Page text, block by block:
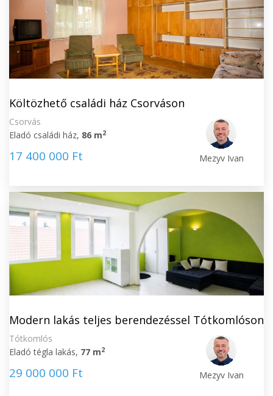
Költözhető családi ház Csorváson
Csorvás
Eladó családi ház, 86 m2
17 400 000 Ft Mezyv Ivan
Modern lakás teljes berendezéssel Tótkomlóson
Tótkomlós
Eladó tégla lakás, 77 m2
29 000 000 Ft Mezyv Ivan